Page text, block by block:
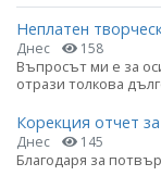
Неплатен
Днес 158
Въпросът ми е за
отрази толкова
Корекция отчет
Днес 145
Благодаря за